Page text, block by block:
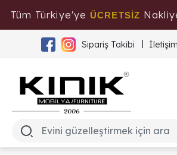
Tüm Türkiye'ye ÜCRETSİZ
Tıklayınız
Sipariş Takibi İletişim